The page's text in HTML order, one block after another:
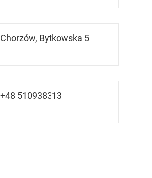
Chorzów, Bytkowska 5
+48 510938313